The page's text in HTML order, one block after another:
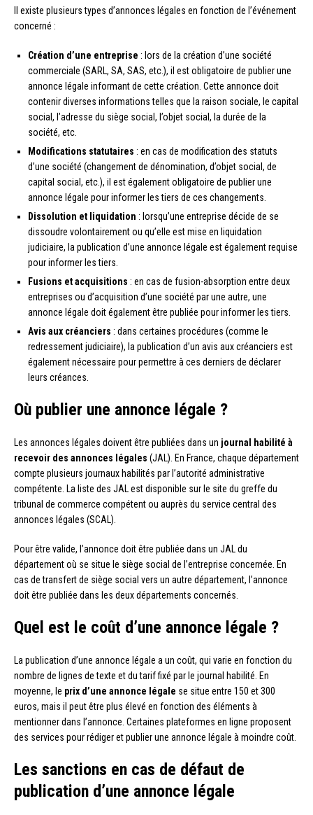
Il existe plusieurs types d’annonces légales en fonction de l’événement
concerné :
Création d’une entreprise : lors de la création d’une société
commerciale (SARL, SA, SAS, etc.), il est obligatoire de publier une
annonce légale informant de cette création. Cette annonce doit
contenir diverses informations telles que la raison sociale, le capital
social, l’adresse du siège social, l’objet social, la durée de la
société, etc.
Modifications statutaires : en cas de modification des statuts
d’une société (changement de dénomination, d’objet social, de
capital social, etc.), il est également obligatoire de publier une
annonce légale pour informer les tiers de ces changements.
Dissolution et liquidation : lorsqu’une entreprise décide de se
dissoudre volontairement ou qu’elle est mise en liquidation
judiciaire, la publication d’une annonce légale est également requise
pour informer les tiers.
Fusions et acquisitions : en cas de fusion-absorption entre deux
entreprises ou d’acquisition d’une société par une autre, une
annonce légale doit également être publiée pour informer les tiers.
Avis aux créanciers : dans certaines procédures (comme le
redressement judiciaire), la publication d’un avis aux créanciers est
également nécessaire pour permettre à ces derniers de déclarer
leurs créances.
Où publier une annonce légale ?
Les annonces légales doivent être publiées dans un journal habilité à
recevoir des annonces légales (JAL). En France, chaque département
compte plusieurs journaux habilités par l’autorité administrative
compétente. La liste des JAL est disponible sur le site du greffe du
tribunal de commerce compétent ou auprès du service central des
annonces légales (SCAL).
Pour être valide, l’annonce doit être publiée dans un JAL du
département où se situe le siège social de l’entreprise concernée. En
cas de transfert de siège social vers un autre département, l’annonce
doit être publiée dans les deux départements concernés.
Quel est le coût d’une annonce légale ?
La publication d’une annonce légale a un coût, qui varie en fonction du
nombre de lignes de texte et du tarif fixé par le journal habilité. En
moyenne, le prix d’une annonce légale se situe entre 150 et 300
euros, mais il peut être plus élevé en fonction des éléments à
mentionner dans l’annonce. Certaines plateformes en ligne proposent
des services pour rédiger et publier une annonce légale à moindre coût.
Les sanctions en cas de défaut de
publication d’une annonce légale